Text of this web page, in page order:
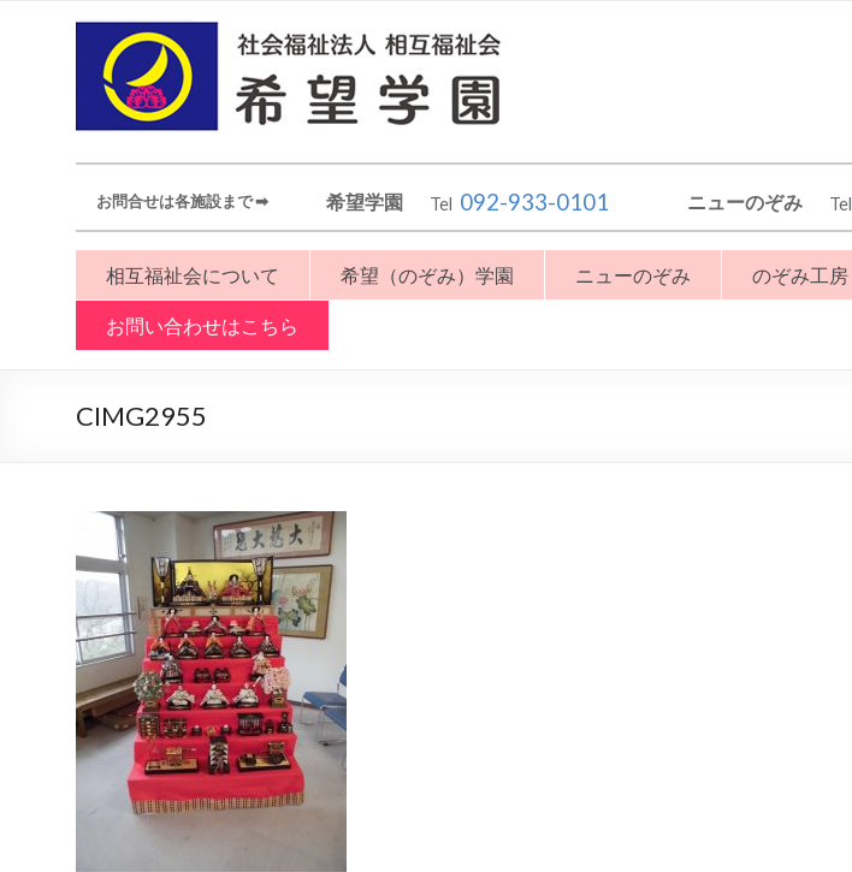
お問合せは各施設まで ➡︎ 希望学園 Tel 092-933-0101 ニューのぞみ Tel
相互福祉会について 希望（のぞみ）学園 ニューのぞみ のぞみ工房
お問い合わせはこちら
CIMG2955